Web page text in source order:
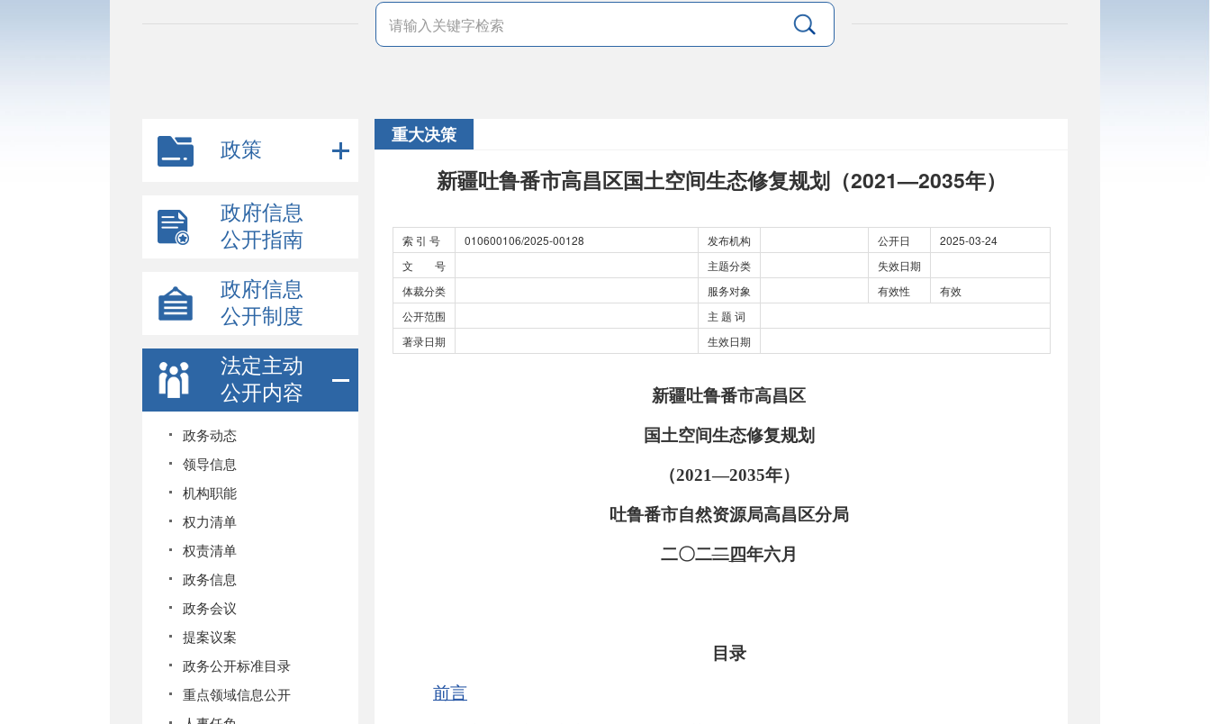
政策
政府信息
公开指南
政府信息
公开制度
法定主动
公开内容
政务动态
领导信息
机构职能
权力清单
权责清单
政务信息
政务会议
提案议案
政务公开标准目录
重点领域信息公开
重大决策
新疆吐鲁番市高昌区国土空间生态修复规划（2021—2035年）
索 引 号 010600106/2025-00128 发布机构 公开日
2025-03-24
文 号
主题分类
失效日期
体裁分类
服务对象 有效性
有效
公开范围
主 题 词
著录日期
生效日期
新疆吐鲁番市高昌区
国土空间生态修复规划
（2021—2035年）
吐鲁番市自然资源局高昌区分局
二〇二二四年六月
目 录
前言